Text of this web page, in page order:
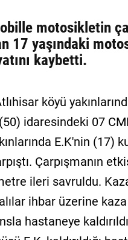
motosikletin
17 yaşındaki
kaybetti.
köyü
idaresindeki 07
E.K'nin (17)
Çarpışmanın
ileri savruldu.
ihbar üzerine
hastaneye